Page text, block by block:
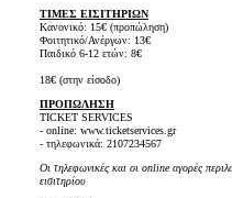
ΤΙΜΕΣ ΕΙΣΙΤΗΡΙΩΝ
Κανονικό: 15€ (προπώληση)
Φοιτητικό/Ανέργων: 13€
Παιδικό 6-12 ετών: 8€
18€ (στην είσοδο)
ΠΡΟΠΩΛΗΣΗ
TICKET SERVICES
- online: www.ticketservices.gr
- τηλεφωνικά: 2107234567
Οι τηλεφωνικές και οι online αγορές
εισιτηρίου